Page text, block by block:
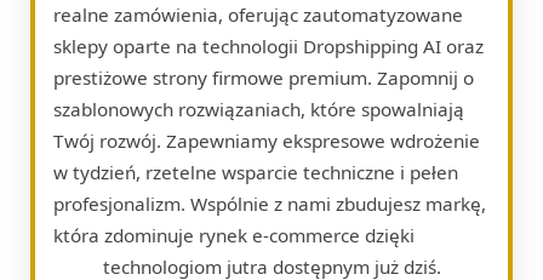
realne zamówienia, oferując zautomatyzowane
sklepy oparte na technologii Dropshipping AI oraz
prestiżowe strony firmowe premium. Zapomnij o
szablonowych rozwiązaniach, które spowalniają
Twój rozwój. Zapewniamy ekspresowe wdrożenie
w tydzień, rzetelne wsparcie techniczne i pełen
profesjonalizm. Wspólnie z nami zbudujesz markę,
która zdominuje rynek e-commerce dzięki
technologiom jutra dostępnym już dziś.